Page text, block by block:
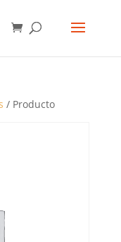
/ Producto